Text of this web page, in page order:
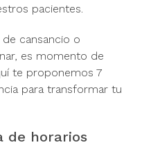
pacientes.
cansancio o
es momento de
te proponemos 7
para transformar tu
de horarios